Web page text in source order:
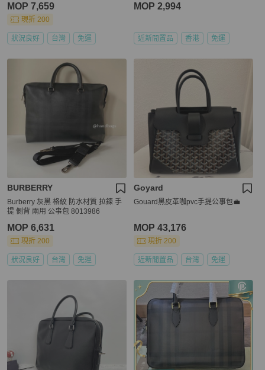
MOP 7,659
現折 200
狀況良好 台灣 免運
MOP 2,994
近新閒置品 香港 免運
BURBERRY
Burberry 灰黑 格紋 防水材質 拉鍊 手
提 側背 兩用 公事包 8013986
MOP 6,631
現折 200
狀況良好 台灣 免運
Goyard
Gouard黑皮革咖pvc手提公事包💼
MOP 43,176
現折 200
近新閒置品 台灣 免運